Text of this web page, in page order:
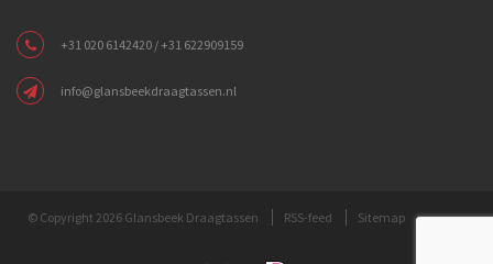
+31 020 6142420 / +31 622909159
info@glansbeekdraagtassen.nl
© Copyright 2026 Glansbeek Draagtassen RSS-feed Sitemap